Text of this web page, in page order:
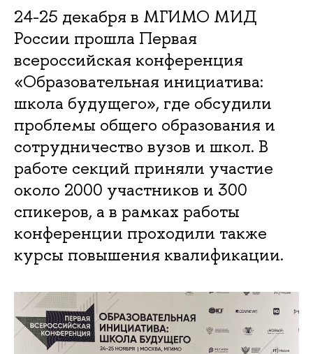
24-25 декабря в МГИМО МИД
России прошла Первая
всероссийская конференция
«Образовательная инициатива:
школа будущего», где обсудили
проблемы общего образования и
сотрудничество вузов и школ. В
работе секций приняли участие
около 2000 участников и 300
спикеров, а в рамках работы
конференции проходили также
курсы повышения квалификации.